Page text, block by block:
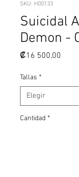
SKU: H00133
Suicidal
Demon -
₡16 500,00
Tallas *
Cantidad *